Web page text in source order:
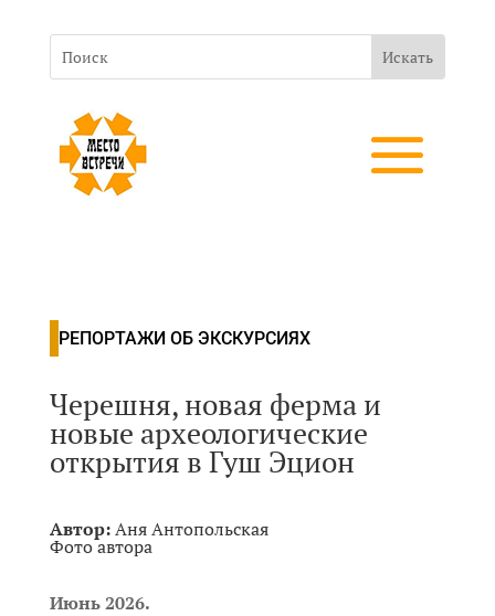
РЕПОРТАЖИ ОБ ЭКСКУРСИЯХ
Черешня, новая ферма и
новые археологические
открытия в Гуш Эцион
Автор:Аня Антопольская
Фото автора
Июнь 2026.